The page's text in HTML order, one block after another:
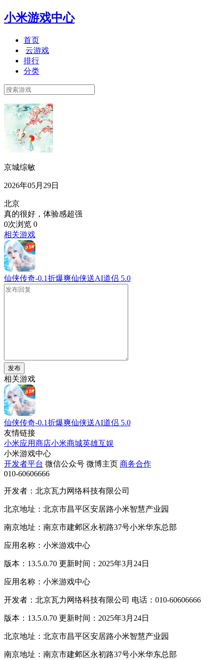
小米游戏中心
首页
云游戏
排行
分类
京城综敏
2026年05月29日
北京
真的很好，体验感超强
0次浏览 0
相关游戏
仙侠传奇-0.1折爆爽仙侠送AI道侣 5.0
发布
相关游戏
仙侠传奇-0.1折爆爽仙侠送AI道侣 5.0
友情链接
小米应用商店小米商城英雄互娱
小米游戏中心
开发者平台 微信公众号 微博主页 商务合作
010-60606666
开发者：北京瓦力网络科技有限公司
北京地址：北京市昌平区安居路小米智慧产业园
南京地址：南京市建邺区永初路37号小米华东总部
应用名称：小米游戏中心
版本：13.5.0.70 更新时间：2025年3月24日
应用名称：小米游戏中心
开发者：北京瓦力网络科技有限公司 电话：010-60606666
版本：13.5.0.70 更新时间：2025年3月24日
北京地址：北京市昌平区安居路小米智慧产业园
南京地址：南京市建邺区永初路37号小米华东总部